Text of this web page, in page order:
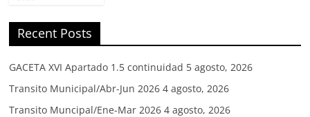
Recent Posts
GACETA XVI Apartado 1.5 continuidad 5 agosto, 2026
Transito Municipal/Abr-Jun 2026 4 agosto, 2026
Transito Muncipal/Ene-Mar 2026 4 agosto, 2026